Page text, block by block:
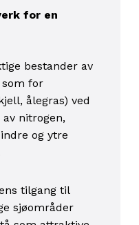
for en
bestander av
for
ålegras) ved
nitrogen,
og ytre
tilgang til
sjøområder